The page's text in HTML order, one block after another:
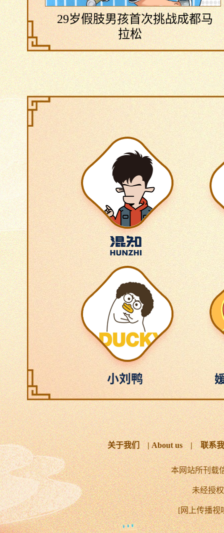
29岁假肢男孩首次挑战成都马
拉松
关于我们|About us|联系
本网站所刊载
未经授
[网上传播视